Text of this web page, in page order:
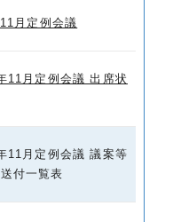
月定例会議
11月定例会議 出席状
11月定例会議 議案等
付一覧表